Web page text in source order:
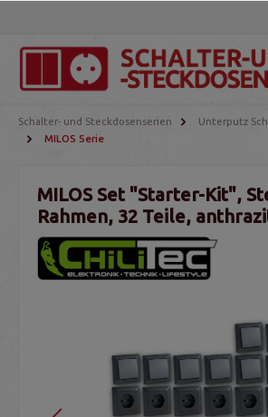
Schalter- und Steckdosenserien
Unterputz
MILOS Serie
MILOS Set "Starter-Kit",
Rahmen, 32 Teile,